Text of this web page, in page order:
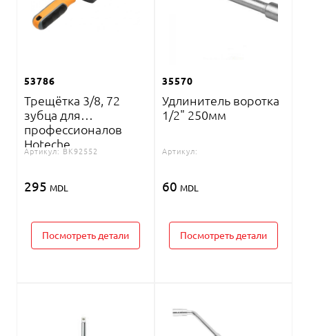
53786
Трещётка 3/8, 72
зубца для
профессионалов
Hoteche
Артикул: BK92552
295 MDL
Посмотреть детали
35570
Удлинитель воротка
1/2" 250мм
Артикул:
60 MDL
Посмотреть детали